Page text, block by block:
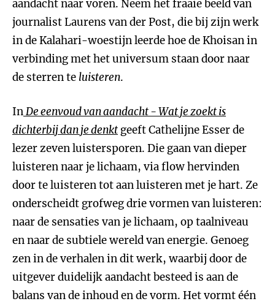
aandacht naar voren. Neem het fraaie beeld van
journalist Laurens van der Post, die bij zijn werk
in de Kalahari-woestijn leerde hoe de Khoisan in
verbinding met het universum staan door naar
de sterren te luisteren.
InDe eenvoud van aandacht - Wat je zoekt is
dichterbij dan je denkt geeft Cathelijne Esser de
lezer zeven luistersporen. Die gaan van dieper
luisteren naar je lichaam, via flow hervinden
door te luisteren tot aan luisteren met je hart. Ze
onderscheidt grofweg drie vormen van luisteren:
naar de sensaties van je lichaam, op taalniveau
en naar de subtiele wereld van energie. Genoeg
zen in de verhalen in dit werk, waarbij door de
uitgever duidelijk aandacht besteed is aan de
balans van de inhoud en de vorm. Het vormt één